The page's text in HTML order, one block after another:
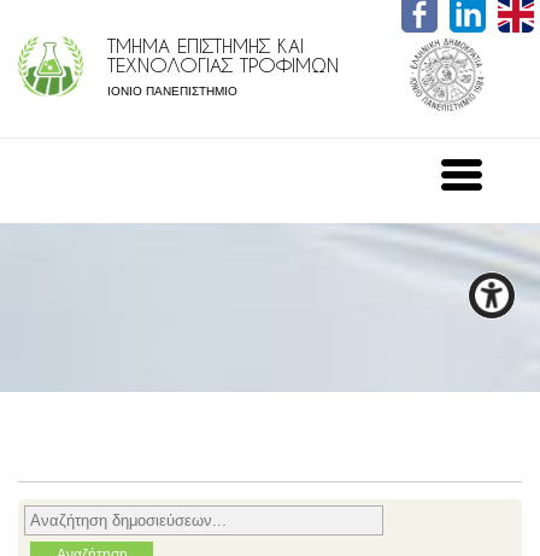
ΤΜΗΜΑ ΕΠΙΣΤΗΜΗΣ ΚΑΙ
ΤΕΧΝΟΛΟΓΙΑΣ ΤΡΟΦΙΜΩΝ
ΙΟΝΙΟ ΠΑΝΕΠΙΣΤΗΜΙΟ